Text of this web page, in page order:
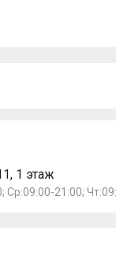
1 этаж
Ср:09:00-21:00;